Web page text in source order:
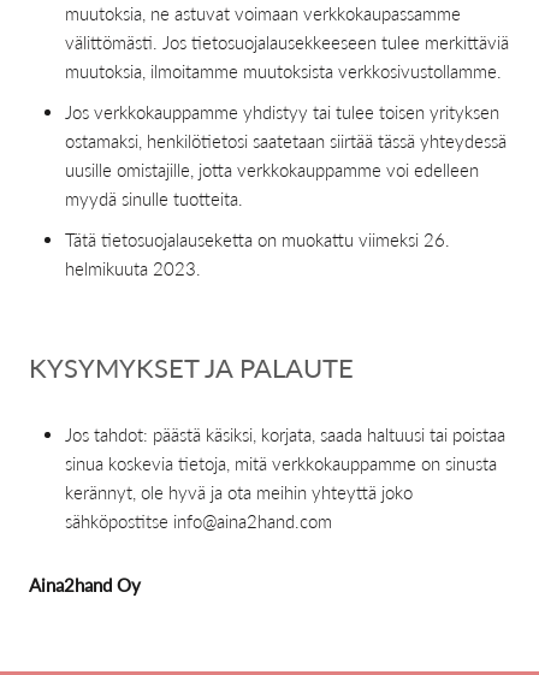
muutoksia, ne astuvat voimaan verkkokaupassamme
välittömästi. Jos tietosuojalausekkeeseen tulee merkittäviä
muutoksia, ilmoitamme muutoksista verkkosivustollamme.
Jos verkkokauppamme yhdistyy tai tulee toisen yrityksen
ostamaksi, henkilötietosi saatetaan siirtää tässä yhteydessä
uusille omistajille, jotta verkkokauppamme voi edelleen
myydä sinulle tuotteita.
Tätä tietosuojalauseketta on muokattu viimeksi 26.
helmikuuta 2023.
KYSYMYKSET JA PALAUTE
Jos tahdot: päästä käsiksi, korjata, saada haltuusi tai poistaa
sinua koskevia tietoja, mitä verkkokauppamme on sinusta
kerännyt, ole hyvä ja ota meihin yhteyttä joko
sähköpostitse info@aina2hand.com
Aina2hand Oy